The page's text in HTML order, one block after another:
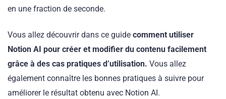
en une fraction de seconde.
Vous allez découvrir dans ce guide comment utiliser
Notion AI pour créer et modifier du contenu facilement
grâce à des cas pratiques d’utilisation. Vous allez
également connaître les bonnes pratiques à suivre pour
améliorer le résultat obtenu avec Notion AI.